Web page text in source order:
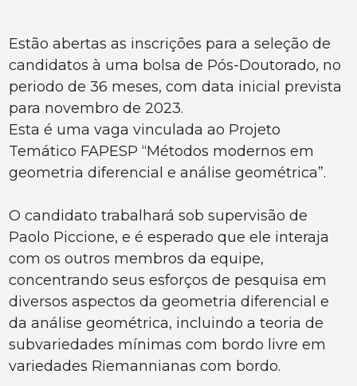
Estão abertas as inscrições para a seleção de
candidatos à uma bolsa de Pós-Doutorado, no
periodo de 36 meses, com data inicial prevista
para novembro de 2023.
Esta é uma vaga vinculada ao Projeto
Temático FAPESP “Métodos modernos em
geometria diferencial e análise geométrica”.
O candidato trabalhará sob supervisão de
Paolo Piccione, e é esperado que ele interaja
com os outros membros da equipe,
concentrando seus esforços de pesquisa em
diversos aspectos da geometria diferencial e
da análise geométrica, incluindo a teoria de
subvariedades mínimas com bordo livre em
variedades Riemannianas com bordo.